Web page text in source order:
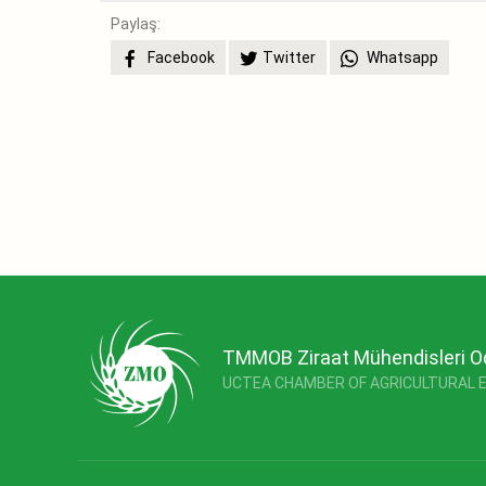
Paylaş:
Facebook
Twitter Whatsapp
TMMOB Ziraat Mühendisleri
UCTEA CHAMBER OF AGRICULTURAL